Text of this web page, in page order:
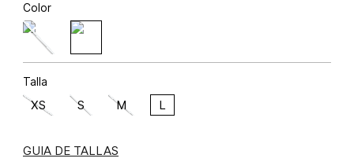
Color
Talla
XS S M L
GUIA DE TALLAS